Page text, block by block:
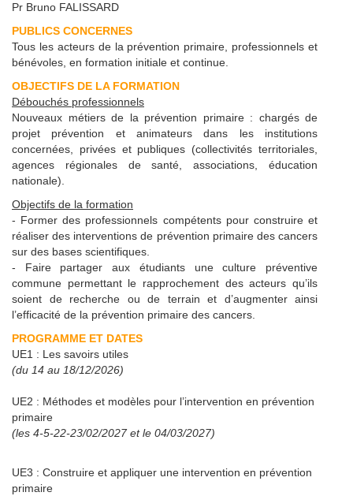
Pr Bruno FALISSARD
PUBLICS CONCERNES
Tous les acteurs de la prévention primaire, professionnels et
bénévoles, en formation initiale et continue.
OBJECTIFS DE LA FORMATION
Débouchés professionnels
Nouveaux métiers de la prévention primaire : chargés de
projet prévention et animateurs dans les institutions
concernées, privées et publiques (collectivités territoriales,
agences régionales de santé, associations, éducation
nationale).
Objectifs de la formation
- Former des professionnels compétents pour construire et
réaliser des interventions de prévention primaire des cancers
sur des bases scientifiques.
- Faire partager aux étudiants une culture préventive
commune permettant le rapprochement des acteurs qu’ils
soient de recherche ou de terrain et d’augmenter ainsi
l’efficacité de la prévention primaire des cancers.
PROGRAMME ET DATES
UE1 : Les savoirs utiles
(du 14 au 18/12/2026)
UE2 : Méthodes et modèles pour l’intervention en prévention
primaire
(les 4-5-22-23/02/2027 et le 04/03/2027)
UE3 : Construire et appliquer une intervention en prévention
primaire